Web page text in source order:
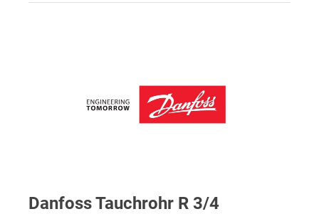
Danfoss Tauchrohr R 3/4